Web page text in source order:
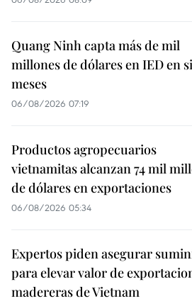
Quang Ninh capta más de mil
millones de dólares en IED en
meses
06/08/2026 07:19
Productos agropecuarios
vietnamitas alcanzan 74 mil
de dólares en exportaciones
06/08/2026 05:34
Expertos piden asegurar
para elevar valor de
madereras de Vietnam